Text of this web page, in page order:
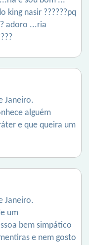
king nasir ??????pq
adoro ...ria
Janeiro.
alguém
e que queira um
Janeiro.
um
bem simpático
e nem gosto